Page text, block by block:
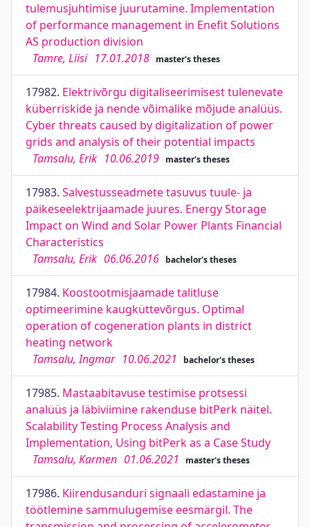
tulemusjuhtimise juurutamine. Implementation
of performance management in Enefit Solutions
AS production division
Tamre, Liisi 17.01.2018 master's theses
17982. Elektrivõrgu digitaliseerimisest tulenevate
küberriskide ja nende võimalike mõjude analüüs.
Cyber threats caused by digitalization of power
grids and analysis of their potential impacts
Tamsalu, Erik 10.06.2019 master's theses
17983. Salvestusseadmete tasuvus tuule- ja
päikeseelektrijaamade juures. Energy Storage
Impact on Wind and Solar Power Plants Financial
Characteristics
Tamsalu, Erik 06.06.2016 bachelor's theses
17984. Koostootmisjaamade talitluse
optimeerimine kaugküttevõrgus. Optimal
operation of cogeneration plants in district
heating network
Tamsalu, Ingmar 10.06.2021 bachelor's theses
17985. Mastaabitavuse testimise protsessi
analüüs ja läbiviimine rakenduse bitPerk näitel.
Scalability Testing Process Analysis and
Implementation, Using bitPerk as a Case Study
Tamsalu, Karmen 01.06.2021 master's theses
17986. Kiirendusanduri signaali edastamine ja
töötlemine sammulugemise eesmärgil. The